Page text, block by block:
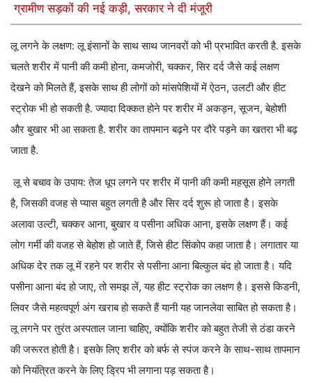
ग्रामीण सड़कों की नई कड़ी, सरकार ने दी मंजूरी
लू लगने के लक्षण: लू इंसानों के साथ साथ जानवरों को भी प्रभावित करती है. इसके
चलते शरीर में पानी की कमी होना, कमजोरी, चक्कर, सिर दर्द जैसे कई लक्षण
देखने को मिलते हैं, इसके साथ ही लोगों को मांसपेशियों में ऐठन, उलटी और हीट
स्ट्रोक भी हो सकती है. ज्यादा दिक्कत होने पर शरीर में अकड़न, सूजन, बेहोशी
और बुखार भी आ सकता है. शरीर का तापमान बढ़ने पर दौरे पड़ने का खतरा भी बढ़
जाता है.
लू से बचाव के उपाय: तेज धूप लगने पर शरीर में पानी की कमी महसूस होने लगती
है, जिसकी वजह से प्यास बहुत लगती है और सिर दर्द शुरू हो जाता है। इसके
अलावा उल्टी, चक्कर आना, बुखार व पसीना अधिक आना, इसके लक्षण हैं। कई
लोग गर्मी की वजह से बेहोश हो जाते हैं, जिसे हीट सिंकोप कहा जाता है। लगातार या
अधिक देर तक लू में रहने पर शरीर से पसीना आना बिल्कुल बंद हो जाता है। यदि
पसीना आना बंद हो जाए, तो समझ लें, यह हीट स्ट्रोक का लक्षण है। इससे किडनी,
लिवर जैसे महत्वपूर्ण अंग खराब हो सकते हैं यानी यह जानलेवा साबित हो सकता है।
लू लगने पर तुरंत अस्पताल जाना चाहिए, क्योंकि शरीर को बहुत तेजी से ठंडा करने
की जरूरत होती है। इसके लिए शरीर को बर्फ से स्पंज करने के साथ-साथ तापमान
को नियंत्रित करने के लिए ड्रिप भी लगाना पड़ सकता है।